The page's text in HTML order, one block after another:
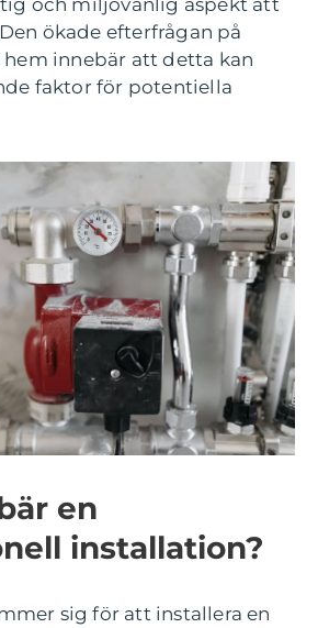
och miljövänlig aspekt att
ökade efterfrågan på
innebär att detta kan
faktor för potentiella
en
installation?
sig för att installera en